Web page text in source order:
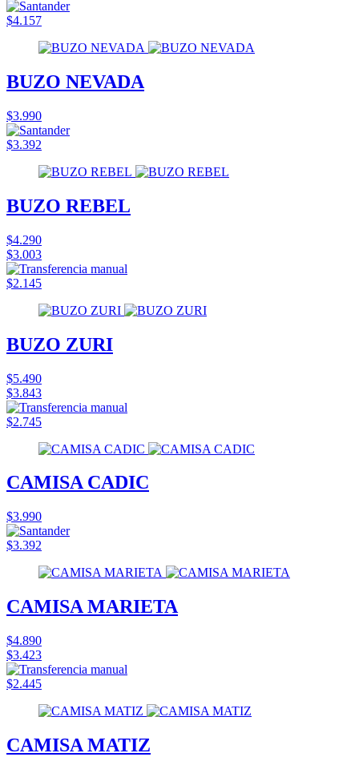
$4.157
BUZO NEVADA
$3.990
$3.392
BUZO REBEL
$4.290
$3.003
$2.145
BUZO ZURI
$5.490
$3.843
$2.745
CAMISA CADIC
$3.990
$3.392
CAMISA MARIETA
$4.890
$3.423
$2.445
CAMISA MATIZ